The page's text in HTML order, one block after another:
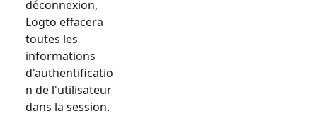
déconnexion,
Logto effacera
toutes les
informations
d'authentificatio
n de l'utilisateur
dans la session.